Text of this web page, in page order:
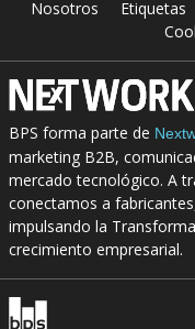
Nosotros Etiquetas
BPS forma parte de
marketing B2B,
mercado tecnológico. A
conectamos a
impulsando la
crecimiento empresarial.